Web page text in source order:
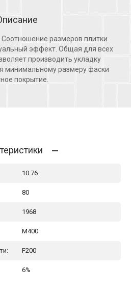
Соотношение размеров плитки
эффект. Общая для всех
производить укладку
минимальному размеру фаски
покрытие.
10.76
80
1968
М400
F200
6%